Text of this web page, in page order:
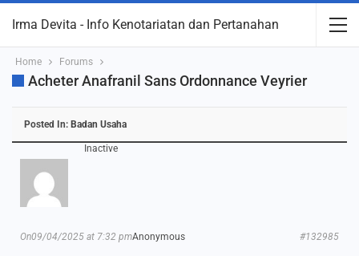
Irma Devita - Info Kenotariatan dan Pertanahan
Home Forums
Acheter Anafranil Sans Ordonnance Veyrier
Posted In: Badan Usaha
Inactive
Anonymous
On09/04/2025 at 7:32 pm #132985